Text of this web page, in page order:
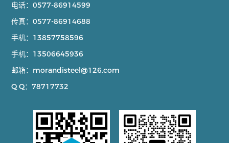
电话：0577-86914599
传真：0577-86914688
手机： 13857758596
手机： 13506645936
邮箱： morandisteel@126.com
Q Q：78717732